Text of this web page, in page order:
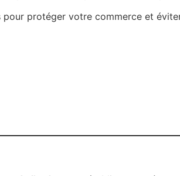
pour protéger votre commerce et